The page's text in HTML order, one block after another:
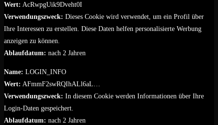
Wert: AcRwpgUik9Dveht0I
Verwendungszweck: Dieses Cookie wird verwendet, um ein Profil über
Ihre Interessen zu erstellen. Diese Daten helfen personalisierte Werbung
anzeigen zu können.
Ablaufdatum: nach 2 Jahren
Name: LOGIN_INFO
Wert: AFmmF2swRQIhALl6aL…
Verwendungszweck: In diesem Cookie werden Informationen über Ihre
Login-Daten gespeichert.
Ablaufdatum: nach 2 Jahren